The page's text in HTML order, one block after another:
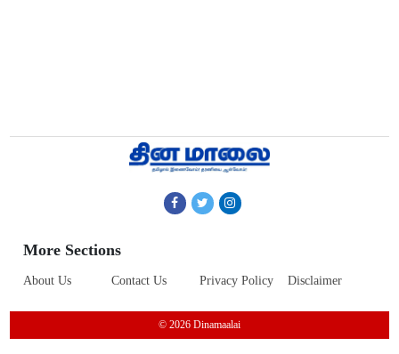
More Sections
About Us Contact Us Privacy Policy Disclaimer
© 2026 Dinamaalai